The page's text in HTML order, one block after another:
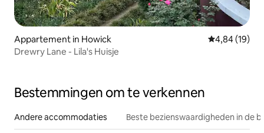
Appartement in Howick Gemiddelde
4,84 (19)
Drewry Lane - Lila's Huisje
Bestemmingen om te verkennen
Andere accommodaties Beste bezienswaardigheden in de